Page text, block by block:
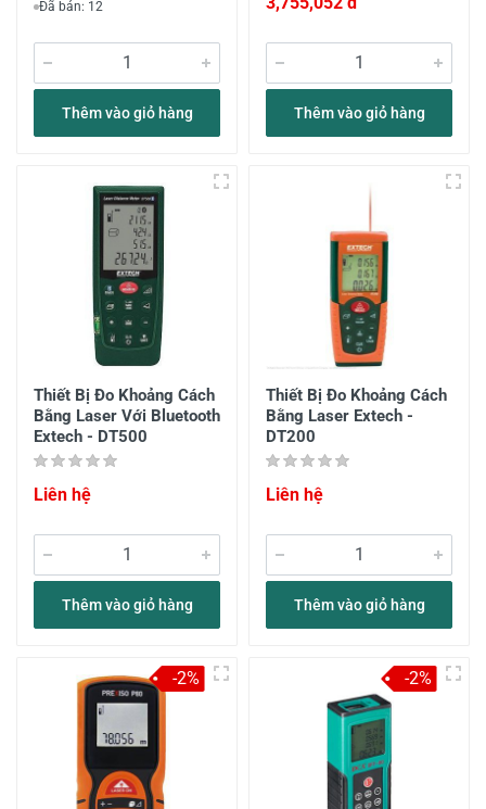
Đã bán: 12
Thêm vào giỏ hàng Thêm vào giỏ hàng
Thiết Bị Đo Khoảng Cách
Bằng Laser Với Bluetooth
Extech - DT500
Liên hệ
Thêm vào giỏ hàng
Thiết Bị Đo Khoảng Cách
Bằng Laser Extech -
DT200
Liên hệ
Thêm vào giỏ hàng
-2% -2%